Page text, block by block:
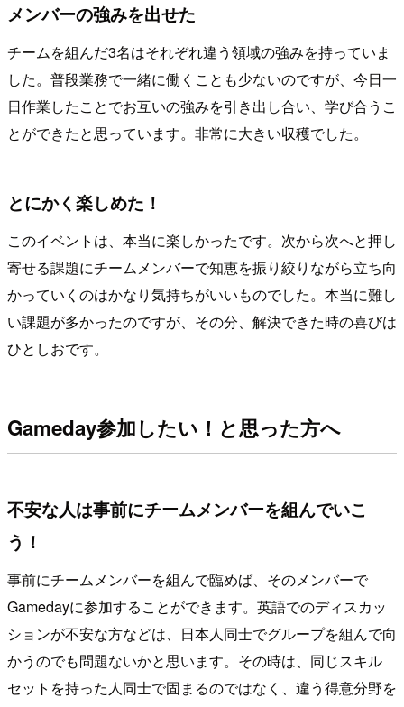
メンバーの強みを出せた
チームを組んだ3名はそれぞれ違う領域の強みを持っていま
した。普段業務で一緒に働くことも少ないのですが、今日一
日作業したことでお互いの強みを引き出し合い、学び合うこ
とができたと思っています。非常に大きい収穫でした。
とにかく楽しめた！
このイベントは、本当に楽しかったです。次から次へと押し
寄せる課題にチームメンバーで知恵を振り絞りながら立ち向
かっていくのはかなり気持ちがいいものでした。本当に難し
い課題が多かったのですが、その分、解決できた時の喜びは
ひとしおです。
Gameday参加したい！と思った方へ
不安な人は事前にチームメンバーを組んでいこ
う！
事前にチームメンバーを組んで臨めば、そのメンバーで
Gamedayに参加することができます。英語でのディスカッ
ションが不安な方などは、日本人同士でグループを組んで向
かうのでも問題ないかと思います。その時は、同じスキル
セットを持った人同士で固まるのではなく、違う得意分野を